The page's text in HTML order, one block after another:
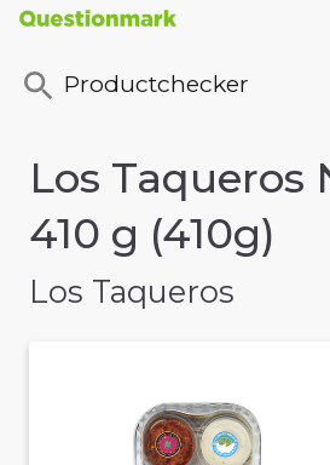
Productchecker
Los Taqueros
410 g (410g)
Los Taqueros